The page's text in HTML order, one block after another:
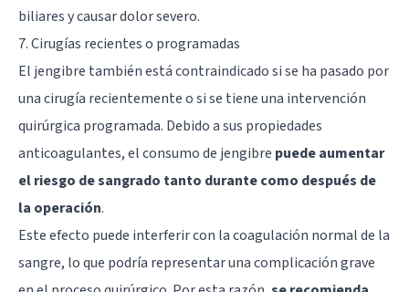
biliares y causar dolor severo.
7. Cirugías recientes o programadas
El jengibre también está contraindicado si se ha pasado por
una cirugía recientemente o si se tiene una intervención
quirúrgica programada. Debido a sus propiedades
anticoagulantes, el consumo de jengibre puede aumentar
el riesgo de sangrado tanto durante como después de
la operación.
Este efecto puede interferir con la coagulación normal de la
sangre, lo que podría representar una complicación grave